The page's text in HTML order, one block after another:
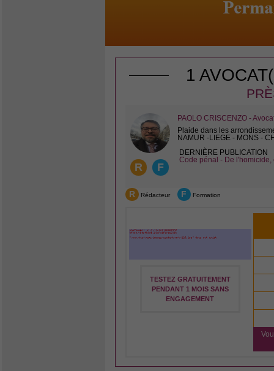
1
R F
PAOLO CRISCENZO -
Plaide dans les
NAMUR -LIEGE - MONS -
DERNIÈRE PUBLICATION
Code pénal - De
R Rédacteur F Formation
TESTEZ GRATUITEMENT
PENDANT 1 MOIS SANS
ENGAGEMENT